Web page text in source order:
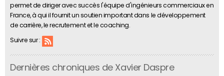
permet de diriger avec succès l'équipe d'ingénieurs commerciaux en
France, à qui il fournit un soutien important dans le développement
de carrière, le recrutement et le coaching.
Suivre sur :
Dernières chroniques de Xavier Daspre